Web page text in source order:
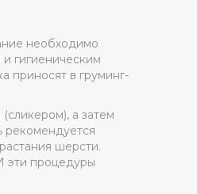
необходимо
и гигиеническим
приносят в груминг-
а затем
рекомендуется
шерсти.
эти процедуры